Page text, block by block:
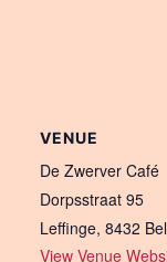
VENUE
De Zwerver Café
Dorpsstraat 95
Leffinge, 8432
View Venue